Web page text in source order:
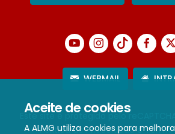
Aceite de cookies
A ALMG utiliza cookies para
WEBMAIL
Este site é protegido pelo
Política de Privacidadee